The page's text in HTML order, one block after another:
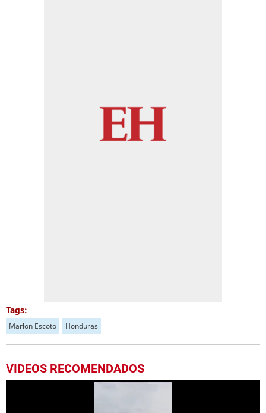
Tags:
Marlon Escoto Honduras
VIDEOS RECOMENDADOS